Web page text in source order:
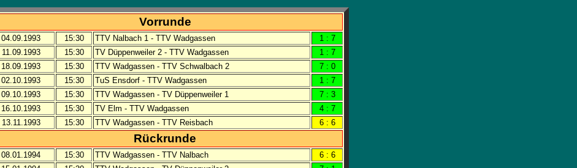
Vorrunde
04.09.1993 15:30 TTV Nalbach 1 - TTV Wadgassen
1 : 7
11.09.1993
15:30 TV Düppenweiler 2 - TTV Wadgassen
1 : 7
18.09.1993
15:30 TTV Wadgassen - TTV Schwalbach 2
7 : 0
02.10.1993
15:30 TuS Ensdorf - TTV Wadgassen
1 : 7
09.10.1993
15:30 TTV Wadgassen - TV Düppenweiler 1
7 : 3
16.10.1993
15:30 TV Elm - TTV Wadgassen
4 : 7
13.11.1993
15:30 TTV Wadgassen - TTV Reisbach 6 : 6
Rückrunde
08.01.1994 15:30 TTV Wadgassen - TTV Nalbach
6 : 6